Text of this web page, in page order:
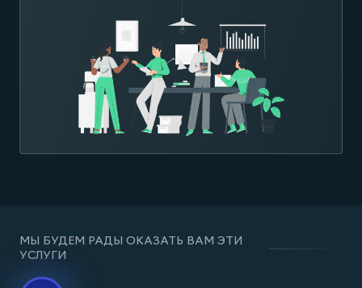
МЫ БУДЕМ РАДЫ ОКАЗАТЬ ВАМ ЭТИ
УСЛУГИ